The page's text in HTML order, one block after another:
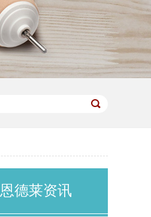
恩德莱资讯